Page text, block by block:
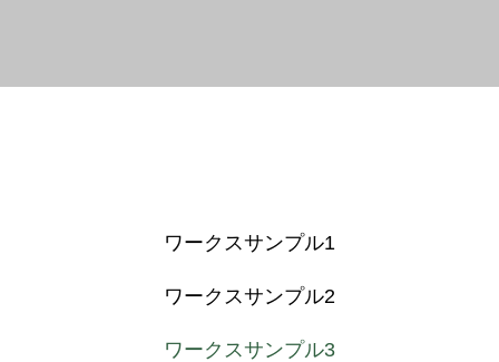
ワークスサンプル1
ワークスサンプル2
ワークスサンプル3